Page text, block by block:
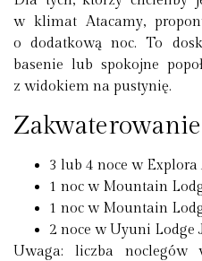
w klimat Atacamy,
o dodatkową noc. To
basenie lub spokojne
z widokiem na pustynię.
3 lub 4 noce w Explora
1 noc w Mountain
1 noc w Mountain
2 noce w Uyuni Lodge
Uwaga: liczba noclegów